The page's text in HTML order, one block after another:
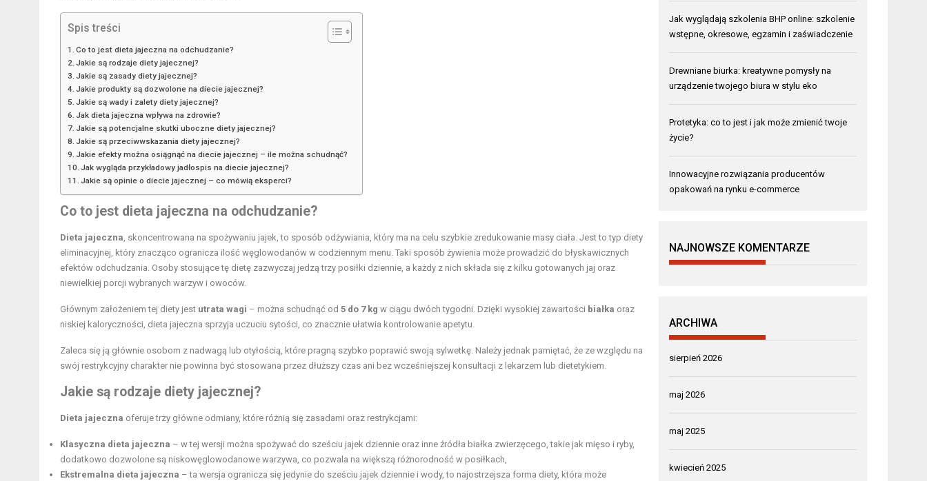
Spis treści
Co to jest dieta jajeczna na odchudzanie?
Jakie są rodzaje diety jajecznej?
Jakie są zasady diety jajecznej?
Jakie produkty są dozwolone na diecie jajecznej?
Jakie są wady i zalety diety jajecznej?
Jak dieta jajeczna wpływa na zdrowie?
Jakie są potencjalne skutki uboczne diety jajecznej?
Jakie są przeciwwskazania diety jajecznej?
Jakie efekty można osiągnąć na diecie jajecznej – ile można schudnąć?
Jak wygląda przykładowy jadłospis na diecie jajecznej?
Jakie są opinie o diecie jajecznej – co mówią eksperci?
Co to jest dieta jajeczna na odchudzanie?
Dieta jajeczna, skoncentrowana na spożywaniu jajek, to sposób odżywiania, który ma na celu szybkie zredukowanie masy ciała. Jest to typ diety
eliminacyjnej, który znacząco ogranicza ilość węglowodanów w codziennym menu. Taki sposób żywienia może prowadzić do błyskawicznych
efektów odchudzania. Osoby stosujące tę dietę zazwyczaj jedzą trzy posiłki dziennie, a każdy z nich składa się z kilku gotowanych jaj oraz
niewielkiej porcji wybranych warzyw i owoców.
Głównym założeniem tej diety jest utrata wagi – można schudnąć od 5 do 7 kg w ciągu dwóch tygodni. Dzięki wysokiej zawartości białka oraz
niskiej kaloryczności, dieta jajeczna sprzyja uczuciu sytości, co znacznie ułatwia kontrolowanie apetytu.
Zaleca się ją głównie osobom z nadwagą lub otyłością, które pragną szybko poprawić swoją sylwetkę. Należy jednak pamiętać, że ze względu na
swój restrykcyjny charakter nie powinna być stosowana przez dłuższy czas ani bez wcześniejszej konsultacji z lekarzem lub dietetykiem.
Jakie są rodzaje diety jajecznej?
Dieta jajeczna oferuje trzy główne odmiany, które różnią się zasadami oraz restrykcjami:
Klasyczna dieta jajeczna – w tej wersji można spożywać do sześciu jajek dziennie oraz inne źródła białka zwierzęcego, takie jak mięso i ryby,
dodatkowo dozwolone są niskowęglowodanowe warzywa, co pozwala na większą różnorodność w posiłkach,
Ekstremalna dieta jajeczna – ta wersja ogranicza się jedynie do sześciu jajek dziennie i wody, to najostrzejsza forma diety, która może
Jak wyglądają szkolenia BHP online: szkolenie
wstępne, okresowe, egzamin i zaświadczenie
Drewniane biurka: kreatywne pomysły na
urządzenie twojego biura w stylu eko
Protetyka: co to jest i jak może zmienić twoje
życie?
Innowacyjne rozwiązania producentów
opakowań na rynku e-commerce
NAJNOWSZE KOMENTARZE
ARCHIWA
sierpień 2026
maj 2026
maj 2025
kwiecień 2025